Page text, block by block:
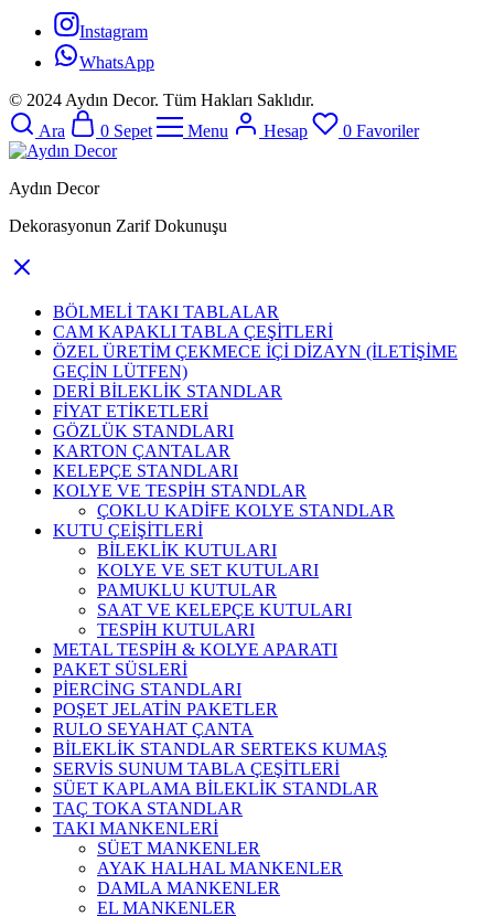
Instagram
WhatsApp
© 2024 Aydın Decor. Tüm Hakları Saklıdır.
Ara
0 Sepet Menu Hesap 0 Favoriler
Aydın Decor
Dekorasyonun Zarif Dokunuşu
BÖLMELİ TAKI TABLALAR
CAM KAPAKLI TABLA ÇEŞİTLERİ
ÖZEL ÜRETİM ÇEKMECE İÇİ DİZAYN (İLETİŞİME
GEÇİN LÜTFEN)
DERİ BİLEKLİK STANDLAR
FİYAT ETİKETLERİ
GÖZLÜK STANDLARI
KARTON ÇANTALAR
KELEPÇE STANDLARI
KOLYE VE TESPİH STANDLAR
ÇOKLU KADİFE KOLYE STANDLAR
KUTU ÇEİŞİTLERİ
BİLEKLİK KUTULARI
KOLYE VE SET KUTULARI
PAMUKLU KUTULAR
SAAT VE KELEPÇE KUTULARI
TESPİH KUTULARI
METAL TESPİH & KOLYE APARATI
PAKET SÜSLERİ
PİERCİNG STANDLARI
POŞET JELATİN PAKETLER
RULO SEYAHAT ÇANTA
BİLEKLİK STANDLAR SERTEKS KUMAŞ
SERVİS SUNUM TABLA ÇEŞİTLERİ
SÜET KAPLAMA BİLEKLİK STANDLAR
TAÇ TOKA STANDLAR
TAKI MANKENLERİ
SÜET MANKENLER
AYAK HALHAL MANKENLER
DAMLA MANKENLER
EL MANKENLER